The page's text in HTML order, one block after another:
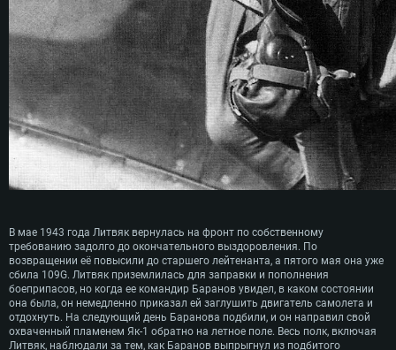
В мае 1943 года Литвяк вернулась на фронт по собственному
требованию задолго до окончательного выздоровления. По
возвращении её повысили до старшего лейтенанта, а пятого мая она уже
сбила 109G. Литвяк приземлилась для заправки и пополнения
боеприпасов, но когда ее командир Баранов увидел, в каком состоянии
она была, он немедленно приказал ей заглушить двигатель самолета и
отдохнуть. На следующий день Баранова подбили, и он направил свой
охваченный пламенем Як-1 обратно на летное поле. Весь полк, включая
Литвяк, наблюдали за тем, как Баранов выпрыгнул из подбитого